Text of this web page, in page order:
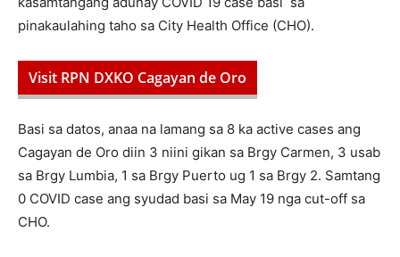
pinakaulahing taho sa City Health Office (CHO).
Visit RPN DXKO Cagayan de Oro
Basi sa datos, anaa na lamang sa 8 ka active cases ang
Cagayan de Oro diin 3 niini gikan sa Brgy Carmen, 3 usab
sa Brgy Lumbia, 1 sa Brgy Puerto ug 1 sa Brgy 2. Samtang
0 COVID case ang syudad basi sa May 19 nga cut-off sa
CHO.